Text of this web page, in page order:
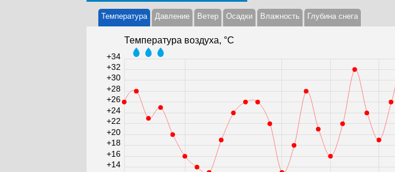
Температура Давление Ветер Осадки Влажность Глубина снега
Температура воздуха, °С
+14
+16
+18
+20
+22
+24
+26
+28
+30
+32
+34